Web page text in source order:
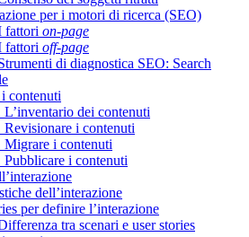
per i motori di ricerca (SEO)
fattori on-page
fattori off-page
di diagnostica SEO: Search
contenuti
L’inventario dei contenuti
Revisionare i contenuti
Migrare i contenuti
Pubblicare i contenuti
dell’interazione
per definire l’interazione
tra scenari e user stories